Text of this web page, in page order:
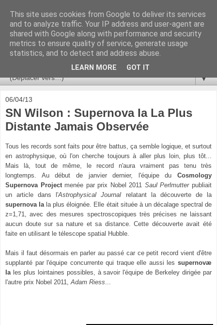
Ça se passe là haut
Astronomie, Astrophysique, Astroparticules, Cosmologie.
L'infini se contemple, indéfiniment. ISSN 2272-5768
▼
06/04/13
SN Wilson : Supernova Ia La Plus
Distante Jamais Observée
Tous les records sont faits pour être battus, ça semble logique, et surtout
en astrophysique, où l'on cherche toujours à aller plus loin, plus tôt...
Mais là, tout de même, le record n'aura vraiment pas tenu très
longtemps. Au début de janvier
dernier, l'équipe du Cosmology
Supernova Projectmenée par prix Nobel 2011 Saul Perlmutterpubliait
un article dans
l'Astrophysical Journal relatant la découverte de la
supernova Ia la plus éloignée. Elle était située à un décalage spectral de
z=1,71, avec des mesures spectroscopiques très précises ne laissant
aucun doute sur sa nature et sa distance.
Cette découverte avait été
faite en utilisant e télescope spatial Hubble.
Mais i l faut désormais en parler au passé car ce petit record vient d'être
supplanté par l'équipe concurrente qui traque elle aussi lessupernovæ
Ia les plus lointaines possibles, à savoir l'équipe de Berkeley dirigée par
l'autre prix Nobel 2011, Adam Riess
This site uses cookies from Google to deliver its services
and to analyze traffic. Your IP address and user-agent are
shared with Google along with performance and security
metrics to ensure quality of service, generate usage
statistics, and to detect and address abuse.
LEARN MORE GOT IT